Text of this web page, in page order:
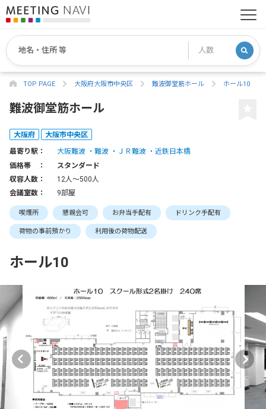
TOP PAGE 大阪府大阪市中央区 難波御堂筋ホール ホール10
難波御堂筋ホール
大阪府 大阪市中央区
最寄り駅： 大阪難波 難波 ＪＲ難波
近鉄日本橋
価格帯 ：
スタンダード
収容人数：
12人〜500人
会議室数：
9部屋
喫煙所 懇親会可 お弁当手配有 ドリンク手配有
荷物の事前預かり 利用後の荷物配送
ホール10